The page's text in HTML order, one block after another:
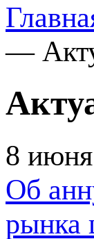
—
8 июня
Об
рынка